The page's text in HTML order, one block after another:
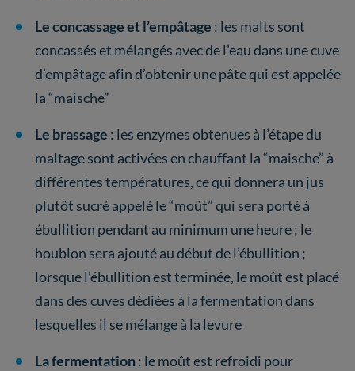
Le concassage et l’empâtage : les malts sont
concassés et mélangés avec de l’eau dans une cuve
d’empâtage afin d’obtenir une pâte qui est appelée
la “maische”
Le brassage : les enzymes obtenues à l’étape du
maltage sont activées en chauffant la “maische” à
différentes températures, ce qui donnera un jus
plutôt sucré appelé le “moût” qui sera porté à
ébullition pendant au minimum une heure ; le
houblon sera ajouté au début de l’ébullition ;
lorsque l’ébullition est terminée, le moût est placé
dans des cuves dédiées à la fermentation dans
lesquelles il se mélange à la levure
La fermentation: le moût est refroidi pour